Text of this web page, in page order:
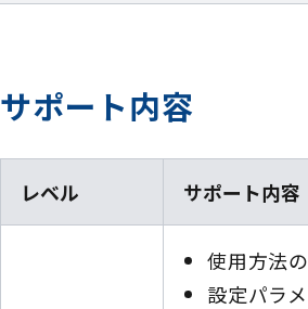
サポート内容
レベル サポート内容
使用方法
設定パラ